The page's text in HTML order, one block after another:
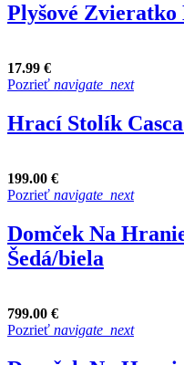
Plyšové Zvieratko
17.99 €
Pozrieť navigate_next
Hrací Stolík
199.00 €
Pozrieť navigate_next
Domček Na
Šedá/biela
799.00 €
Pozrieť navigate_next